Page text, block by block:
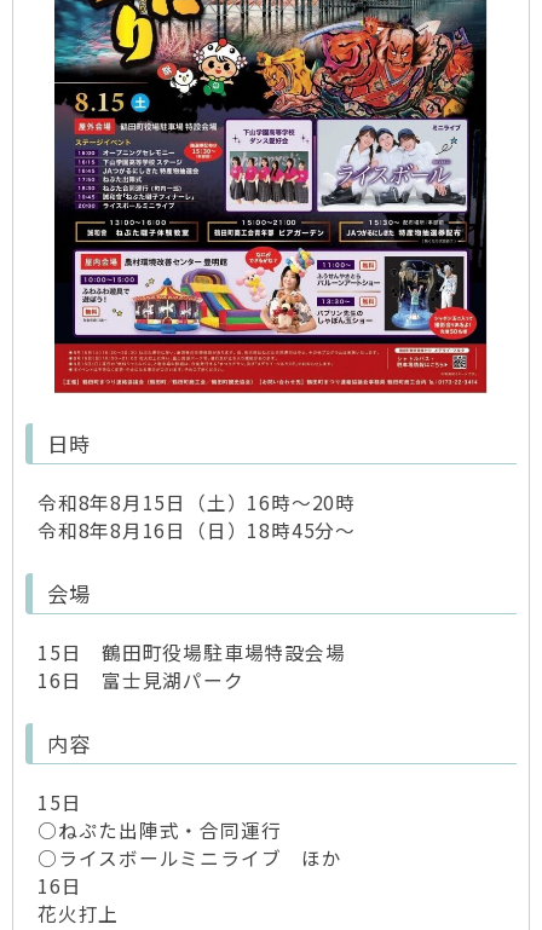
日時
令和8年8月15日（土）16時～20時
令和8年8月16日（日）18時45分～
会場
15日 鶴田町役場駐車場特設会場
16日 富士見湖パーク
内容
15日
○ねぷた出陣式・合同運行
○ライスボールミニライブ ほか
16日
花火打上